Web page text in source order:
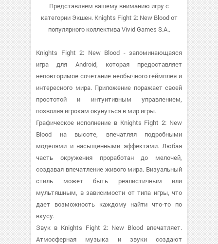
Представляем вашему вниманию игру с
категории Экшен. Knights Fight 2: New Blood от
популярного коллектива Vivid Games S.A..
Knights Fight 2: New Blood - запоминающаяся
игра для Android, которая предоставляет
неповторимое сочетание необычного геймплея и
интересного мира. Приложение поражает своей
простотой и интуитивным управлением,
позволяя игрокам окунуться в мир игры.
Графическое исполнение в Knights Fight 2: New
Blood на высоте, впечатляя подробными
моделями и насыщенными эффектами. Любая
часть окружения проработан до мелочей,
создавая впечатление живого мира. Визуальный
стиль может быть реалистичным или
мультяшным, в зависимости от типа игры, что
дает возможность каждому найти что-то по
вкусу.
Звук в Knights Fight 2: New Blood впечатляет.
Атмосферная музыка и звуки создают